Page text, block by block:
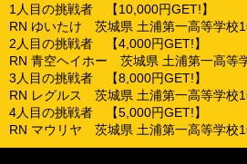
1人目の挑戦者 【10,000円GET!】
RN ゆいたけ 茨城県 土浦第一高等学校
2人目の挑戦者 【4,000円GET!】
RN 青空ヘイホー 茨城県 土浦第一高等
3人目の挑戦者 【8,000円GET!】
RN レグルス 茨城県 土浦第一高等学校
4人目の挑戦者 【5,000円GET!】
RN マウリヤ 茨城県 土浦第一高等学校